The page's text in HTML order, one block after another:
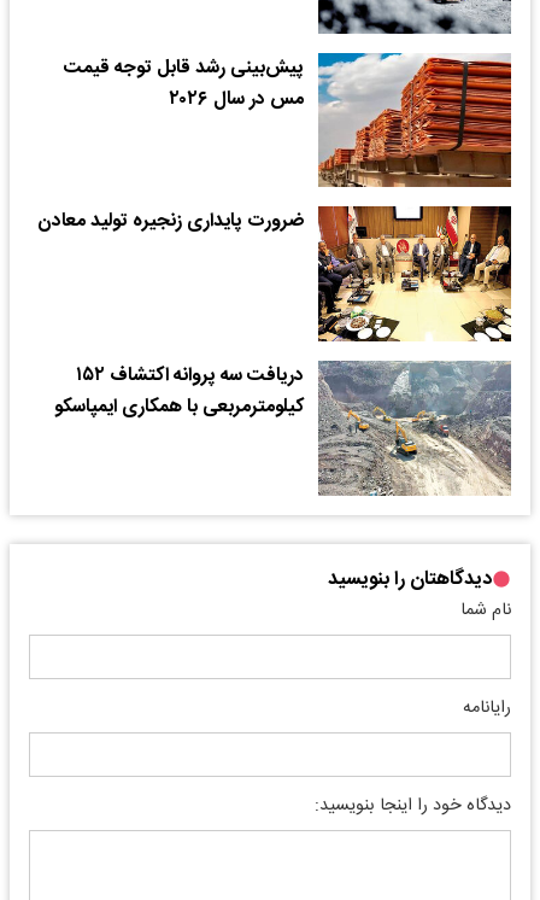
پیش‌بینی رشد قابل توجه قیمت
مس در سال‌ ۲۰۲۶
ضرورت پایداری زنجیره تولید معادن
دریافت سه پروانه اکتشاف ۱۵۲
کیلومترمربعی با همکاری ایمپاسکو
دیدگاهتان را بنویسید
نام شما
رایانامه
دیدگاه خود را اینجا بنویسید: